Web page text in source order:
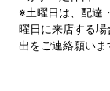
※土曜日は、配達
曜日に来店する
出をご連絡願いま